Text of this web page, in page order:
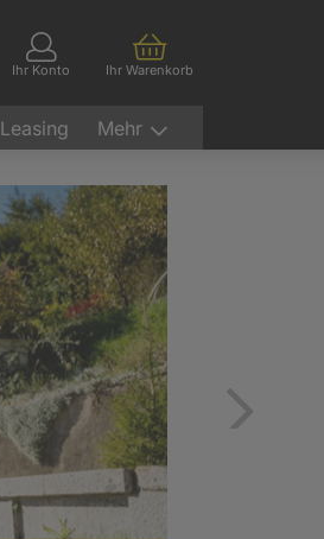
Ihr Konto Ihr Warenkorb
Leasing Mehr